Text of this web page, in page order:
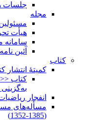
جلسات
مجله
هیأت
سامانه
آئین
کتاب
کمیتۀ انتشار
کتاب
انفجار
مسأله‌های
(1385-1352)